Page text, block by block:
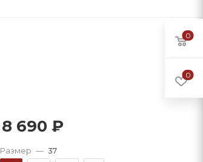
8 690 ₽
Размер — 37
0
0